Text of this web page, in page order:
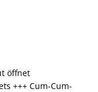
öffnet
+++ Cum-Cum-